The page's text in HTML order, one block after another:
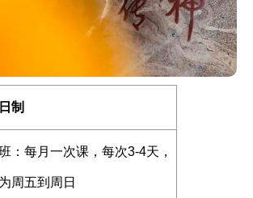
制
：每月一次课，每次3-4天，
周五到周日